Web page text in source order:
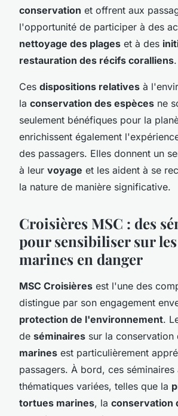
conservation et offrent aux
l'opportunité de participer à des
nettoyage des plages et à des
restauration des récifs coralliens.
Ces dispositions relatives à
la conservation des espèces ne
seulement bénéfiques pour la
enrichissent également
des passagers. Elles donnent un
à leur voyage et les aident à se
la nature de manière significative.
Croisières MSC : des
pour sensibiliser sur les
marines en danger
MSC Croisières est l'une des
distingue par son engagement
protection de l'environnement.
de séminaires sur la conservation
marines est particulièrement
passagers. À bord, ces
thématiques variées, telles que la
tortues marines, la conservation